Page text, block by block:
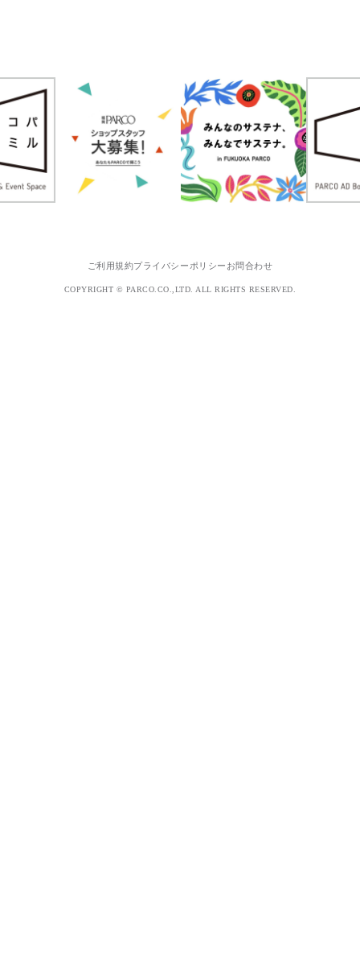
ご利用規約プライバシーポリシー お問合わせ
COPYRIGHT © PARCO.CO.,LTD. ALL RIGHTS RESERVED.